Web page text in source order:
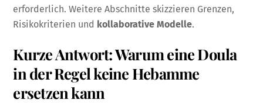
erforderlich. Weitere Abschnitte skizzieren Grenzen,
Risikokriterien und kollaborative Modelle.
Kurze Antwort: Warum eine Doula
in der Regel keine Hebamme
ersetzen kann